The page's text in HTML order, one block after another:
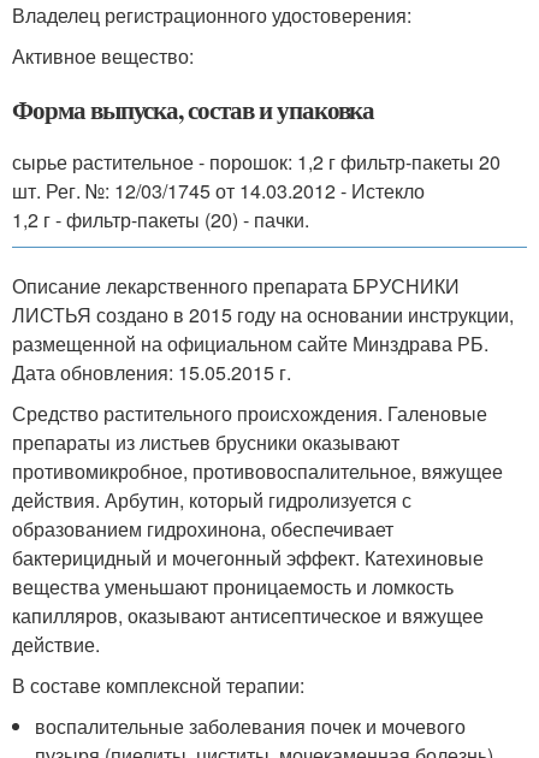
Владелец регистрационного удостоверения:
Активное вещество:
Форма выпуска, состав и упаковка
сырье растительное - порошок: 1,2 г фильтр-пакеты 20
шт. Рег. №: 12/03/1745 от 14.03.2012 - Истекло
1,2 г - фильтр-пакеты (20) - пачки.
Описание лекарственного препарата БРУСНИКИ
ЛИСТЬЯ создано в 2015 году на основании инструкции,
размещенной на официальном сайте Минздрава РБ.
Дата обновления: 15.05.2015 г.
Средство растительного происхождения. Галеновые
препараты из листьев брусники оказывают
противомикробное, противовоспалительное, вяжущее
действия. Арбутин, который гидролизуется с
образованием гидрохинона, обеспечивает
бактерицидный и мочегонный эффект. Катехиновые
вещества уменьшают проницаемость и ломкость
капилляров, оказывают антисептическое и вяжущее
действие.
В составе комплексной терапии:
воспалительные заболевания почек и мочевого